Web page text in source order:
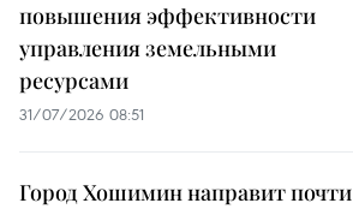
повышения эффективности
управления земельными
ресурсами
31/07/2026 08:51
Город Хошимин направит почти